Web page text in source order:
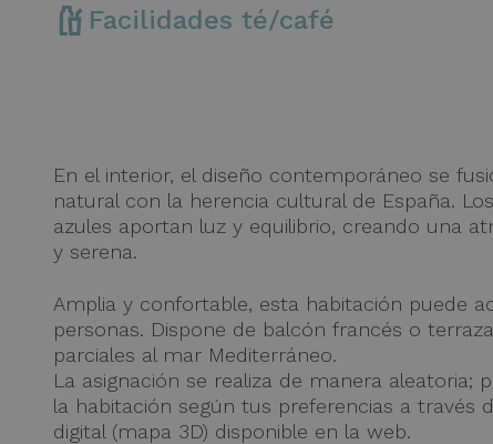
Facilidades té/café
En el interior, el diseño contemporáneo se
natural con la herencia cultural de España.
azules aportan luz y equilibrio, creando una
y serena.
Amplia y confortable, esta habitación puede
personas. Dispone de balcón francés o
parciales al mar Mediterráneo.
La asignación se realiza de manera aleatoria;
la habitación según tus preferencias a través
digital (mapa 3D) disponible en la web.